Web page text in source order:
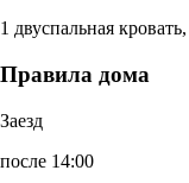
1 двуспальная
Правила дома
Заезд
после 14:00